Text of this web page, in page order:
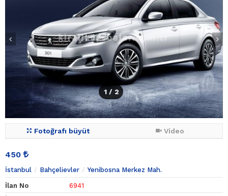
1 / 2
Fotoğrafı büyüt Video
450
İstanbul Bahçelievler Yenibosna Merkez Mah.
İlan No
6941